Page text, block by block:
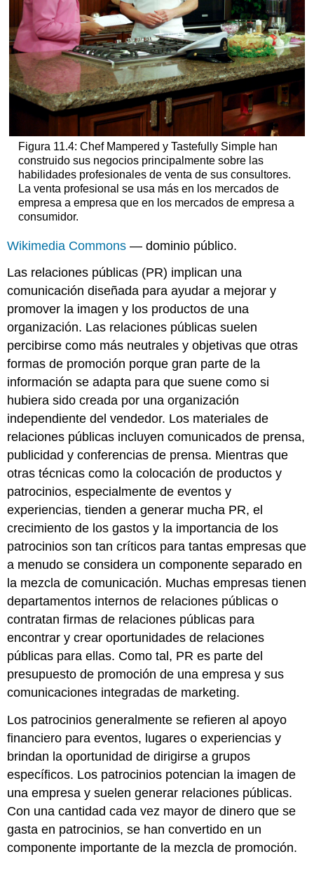
Figura 11.4: Chef Mampered y Tastefully Simple han
construido sus negocios principalmente sobre las
habilidades profesionales de venta de sus consultores.
La venta profesional se usa más en los mercados de
empresa a empresa que en los mercados de empresa a
consumidor.
Wikimedia Commons — dominio público.
Las relaciones públicas (PR) implican una
comunicación diseñada para ayudar a mejorar y
promover la imagen y los productos de una
organización. Las relaciones públicas suelen
percibirse como más neutrales y objetivas que otras
formas de promoción porque gran parte de la
información se adapta para que suene como si
hubiera sido creada por una organización
independiente del vendedor. Los materiales de
relaciones públicas incluyen comunicados de prensa,
publicidad y conferencias de prensa. Mientras que
otras técnicas como la colocación de productos y
patrocinios, especialmente de eventos y
experiencias, tienden a generar mucha PR, el
crecimiento de los gastos y la importancia de los
patrocinios son tan críticos para tantas empresas que
a menudo se considera un componente separado en
la mezcla de comunicación. Muchas empresas tienen
departamentos internos de relaciones públicas o
contratan firmas de relaciones públicas para
encontrar y crear oportunidades de relaciones
públicas para ellas. Como tal, PR es parte del
presupuesto de promoción de una empresa y sus
comunicaciones integradas de marketing.
Los patrocinios generalmente se refieren al apoyo
financiero para eventos, lugares o experiencias y
brindan la oportunidad de dirigirse a grupos
específicos. Los patrocinios potencian la imagen de
una empresa y suelen generar relaciones públicas.
Con una cantidad cada vez mayor de dinero que se
gasta en patrocinios, se han convertido en un
componente importante de la mezcla de promoción.